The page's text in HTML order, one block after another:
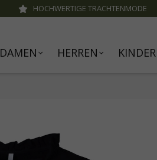
HOCHWERTIGE TRACHTENMODE
DAMEN HERREN KINDER